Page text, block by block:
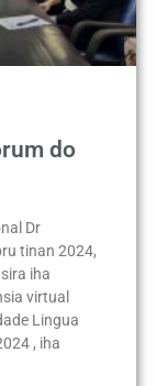
do
Dr
tinan 2024,
iha
virtual
Lingua
, iha